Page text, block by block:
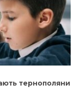
тернополяни